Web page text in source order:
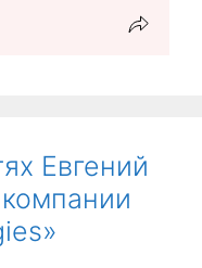
Евгений